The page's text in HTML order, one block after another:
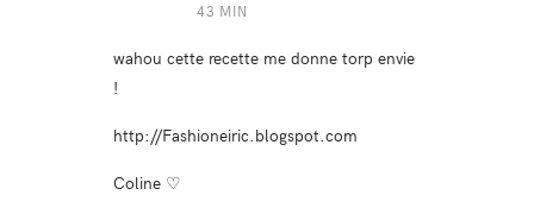
43 MIN
wahou cette recette me donne torp envie
!
http://Fashioneiric.blogspot.com
Coline ♡